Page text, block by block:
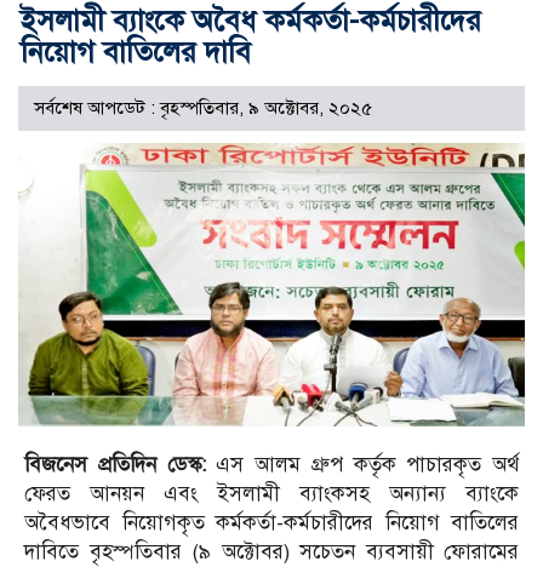
ইসলামী ব্যাংকে অবৈধ কর্মকর্তা-কর্মচারীদের
নিয়োগ বাতিলের দাবি
সর্বশেষ আপডেট : বৃহস্পতিবার, ৯ অক্টোবর, ২০২৫
বিজনেস প্রতিদিন ডেস্ক:এস আলম গ্রুপ কর্তৃক পাচারকৃত অর্থ
ফেরত আনয়ন এবং ইসলামী ব্যাংকসহ অন্যান্য ব্যাংকে
অবৈধভাবে নিয়োগকৃত কর্মকর্তা-কর্মচারীদের নিয়োগ বাতিলের
দাবিতে বৃহস্পতিবার (৯ অক্টোবর) সচেতন ব্যবসায়ী ফোরামের